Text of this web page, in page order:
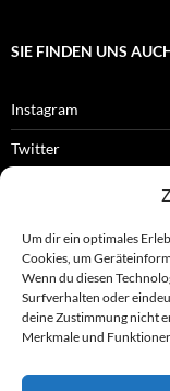
Um dir ein optimales
Cookies, um
Wenn du diesen
Surfverhalten oder
deine Zustimmung nicht
Merkmale und
SIE FINDEN UNS
Instagram
Twitter
OFFIZIELLES
Impressum